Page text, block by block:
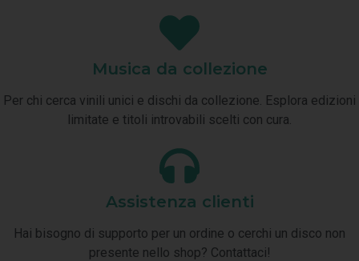
Musica da collezione
Per chi cerca vinili unici e dischi da collezione. Esplora edizioni
limitate e titoli introvabili scelti con cura.
Assistenza clienti
Hai bisogno di supporto per un ordine o cerchi un disco non
presente nello shop? Contattaci!